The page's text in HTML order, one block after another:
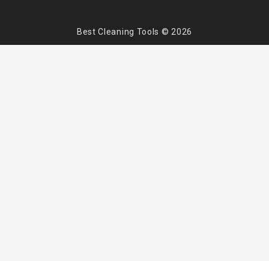
Best Cleaning Tools © 2026